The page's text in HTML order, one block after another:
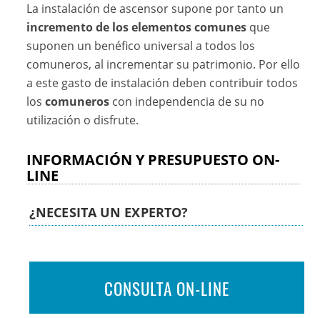
La instalación de ascensor supone por tanto un
incremento de los elementos comunes que
suponen un benéfico universal a todos los
comuneros, al incrementar su patrimonio. Por ello
a este gasto de instalación deben contribuir todos
loscomuneros con independencia de su no
utilización o disfrute.
INFORMACIÓN Y PRESUPUESTO ON-
LINE
¿NECESITA UN EXPERTO?
CONSULTA ON-LINE